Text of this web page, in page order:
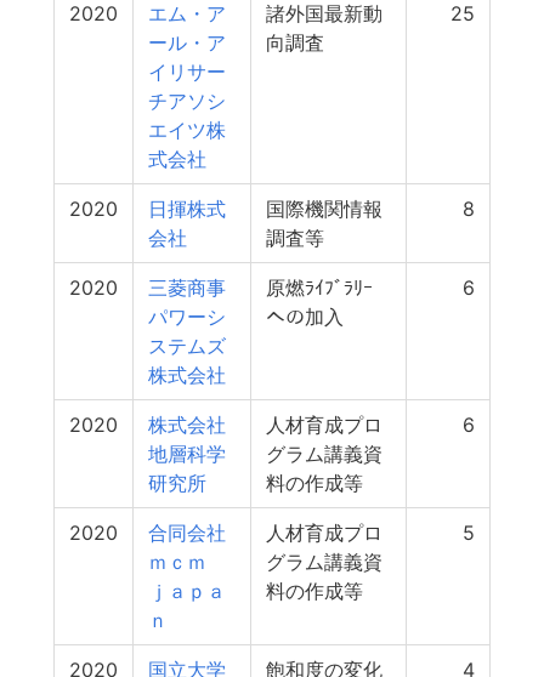
2020
エム・ア
ール・ア
イリサー
チアソシ
エイツ株
式会社
諸外国最新動
向調査
25
2020
日揮株式
会社
国際機関情報
調査等
8
2020
三菱商事
パワーシ
ステムズ
株式会社
原燃ﾗｲﾌﾞﾗﾘｰ
への加入
6
2020
株式会社
地層科学
研究所
人材育成プロ
グラム講義資
料の作成等
6
2020
合同会社
ｍｃｍ
ｊａｐａ
ｎ
人材育成プロ
グラム講義資
料の作成等
5
2020
国立大学
飽和度の変化
4